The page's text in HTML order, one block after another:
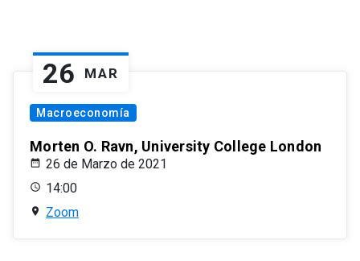
26 MAR
Macroeconomía
Morten O. Ravn, University College London
26 de Marzo de 2021
14:00
Zoom